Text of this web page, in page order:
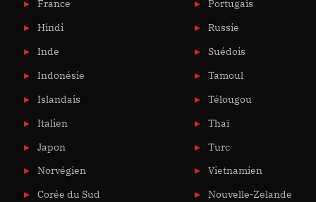
France
Hindi
Inde
Indonésie
Islandais
Italien
Japon
Norvégien
Corée du Sud
Portugais
Russie
Suédois
Tamoul
Télougou
Thaï
Turc
Vietnamien
Nouvelle-Zelande